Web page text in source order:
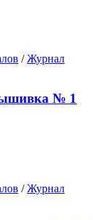
/Журнал
№ 1
/Журнал